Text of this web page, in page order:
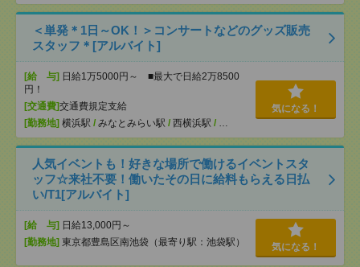
＜単発＊1日～OK！＞コンサートなどのグッズ販売
スタッフ＊[アルバイト]
[給 与] 日給1万5000円～ ■最大で日給2万8500
円！
[交通費]交通費規定支給
[勤務地] 横浜駅 / みなとみらい駅 / 西横浜駅 / …
気になる！
人気イベントも！好きな場所で働けるイベントスタ
ッフ☆来社不要！働いたその日に給料もらえる日払
い/T1[アルバイト]
[給 与] 日給13,000円～
[勤務地] 東京都豊島区南池袋（最寄り駅：池袋駅） 気になる！